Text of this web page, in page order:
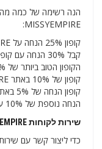
הנה רשימה של כמה
MISSYEMPIRE:
קופון 25% הנחה על MISSYEMPIRE
קבל 30% הנחה עם קופון זה מ-MISSYEMPIRE
הקופון הטוב ביותר של MISSYEMPIRE: 35% הנחה
קופון של 10% באתר MISSYEMPIRE ללקוחות חדשים
קופון הנחה של 5% באתר MISSYEMPIRE לכל דבר
הנחה נוספת של 10% עם קופון מ-MISSYEMPIRE
שירות לקוחות MISSYEMPIRE ישראל
כדי ליצור קשר עם